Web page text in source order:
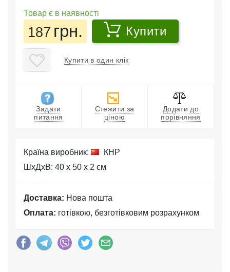
Товар є в наявності
187 грн. Купити
Купити в один клік
Задати
питання
Стежити за
ціною
Додати до
порівняння
Країна виробник:
КНР
ШхДхВ: 40 x 50 x 2 см
Доставка: Нова пошта
Оплата: готівкою, безготівковим розрахунком